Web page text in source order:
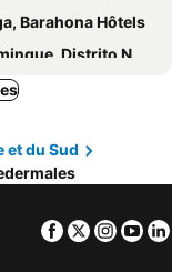
Barahona Hôtels
Distrito Nacional Hôtels
Samana Hôtels
Pedro de Macorís Hôtels
et du Sud
Facebook
Twitter